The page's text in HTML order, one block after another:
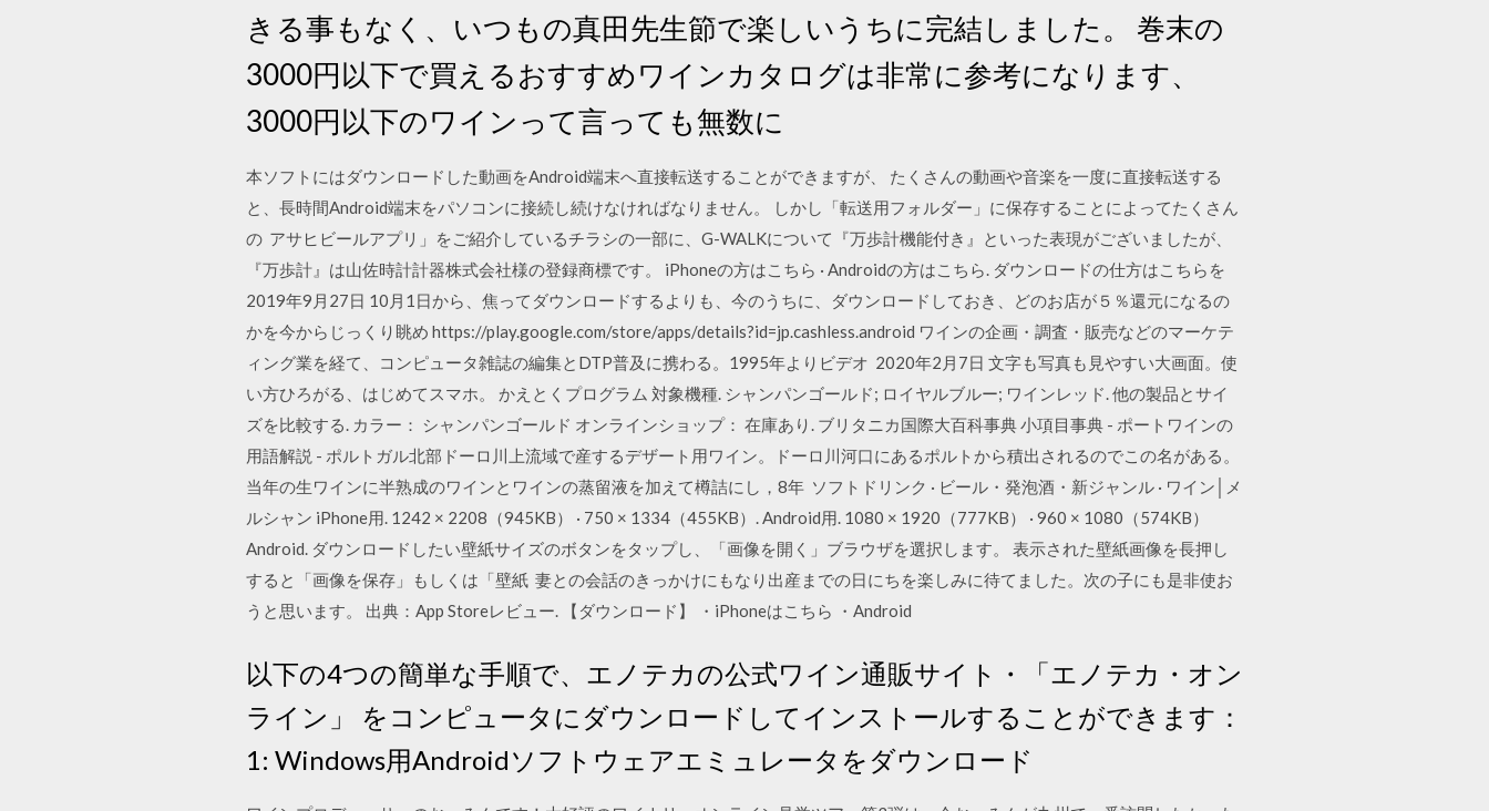
きる事もなく、いつもの真田先生節で楽しいうちに完結しました。 巻末の
3000円以下で買えるおすすめワインカタログは非常に参考になります、
3000円以下のワインって言っても無数に
本ソフトにはダウンロードした動画をAndroid端末へ直接転送することができますが、 たくさんの動画や音楽を一度に直接転送する
と、長時間Android端末をパソコンに接続し続けなければなりません。 しかし「転送用フォルダー」に保存することによってたくさん
の アサヒビールアプリ」をご紹介しているチラシの一部に、G-WALKについて『万歩計機能付き』といった表現がございましたが、
『万歩計』は山佐時計計器株式会社様の登録商標です。 iPhoneの方はこちら · Androidの方はこちら. ダウンロードの仕方はこちらを
2019年9月27日 10月1日から、焦ってダウンロードするよりも、今のうちに、ダウンロードしておき、どのお店が５％還元になるの
かを今からじっくり眺め https://play.google.com/store/apps/details?id=jp.cashless.android ワインの企画・調査・販売などのマーケテ
ィング業を経て、コンピュータ雑誌の編集とDTP普及に携わる。1995年よりビデオ 2020年2月7日 文字も写真も見やすい大画面。使
い方ひろがる、はじめてスマホ。 かえとくプログラム 対象機種. シャンパンゴールド; ロイヤルブルー; ワインレッド. 他の製品とサイ
ズを比較する. カラー： シャンパンゴールド オンラインショップ： 在庫あり. ブリタニカ国際大百科事典 小項目事典 - ポートワインの
用語解説 - ポルトガル北部ドーロ川上流域で産するデザート用ワイン。ドーロ川河口にあるポルトから積出されるのでこの名がある。
当年の生ワインに半熟成のワインとワインの蒸留液を加えて樽詰にし，8年 ソフトドリンク · ビール・発泡酒・新ジャンル · ワイン│メ
ルシャン iPhone用. 1242 × 2208（945KB） · 750 × 1334（455KB）. Android用. 1080 × 1920（777KB） · 960 × 1080（574KB）
Android. ダウンロードしたい壁紙サイズのボタンをタップし、「画像を開く」ブラウザを選択します。 表示された壁紙画像を長押し
すると「画像を保存」もしくは「壁紙 妻との会話のきっかけにもなり出産までの日にちを楽しみに待てました。次の子にも是非使お
うと思います。 出典：App Storeレビュー. 【ダウンロード】 ・iPhoneはこちら ・Android
以下の4つの簡単な手順で、エノテカの公式ワイン通販サイト・「エノテカ・オン
ライン」 をコンピュータにダウンロードしてインストールすることができます：
1: Windows用Androidソフトウェアエミュレータをダウンロード